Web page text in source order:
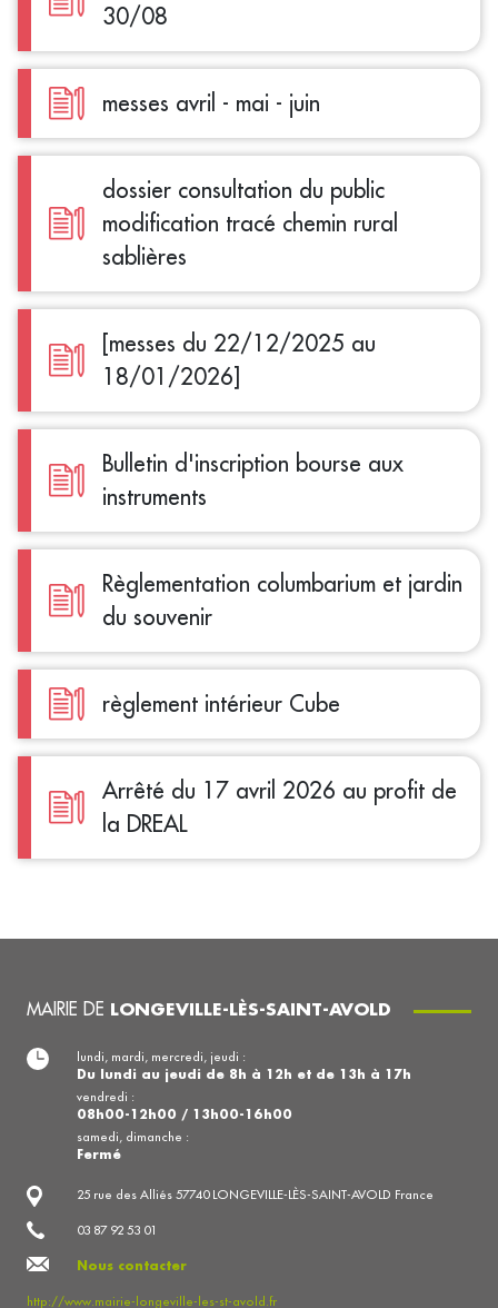
30/08
messes avril - mai - juin
dossier consultation du public
modification tracé chemin rural
sablières
[messes du 22/12/2025 au
18/01/2026]
Bulletin d'inscription bourse aux
instruments
Règlementation columbarium et jardin
du souvenir
règlement intérieur Cube
Arrêté du 17 avril 2026 au profit de
la DREAL
MAIRIE DE LONGEVILLE-LÈS-SAINT-AVOLD
25 rue des Alliés 57740 LONGEVILLE-LÈS-SAINT-AVOLD France
03 87 92 53 01
Nous contacter
http://www.mairie-longeville-les-st-avold.fr
lundi, mardi, mercredi, jeudi :
Du lundi au jeudi de 8h à 12h et de 13h à 17h
vendredi :
08h00-12h00 / 13h00-16h00
samedi, dimanche :
Fermé